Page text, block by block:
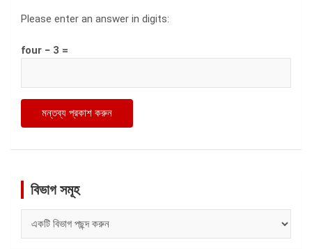
Please enter an answer in digits:
four − 3 =
বিভাগ সমূহ
সমূহ